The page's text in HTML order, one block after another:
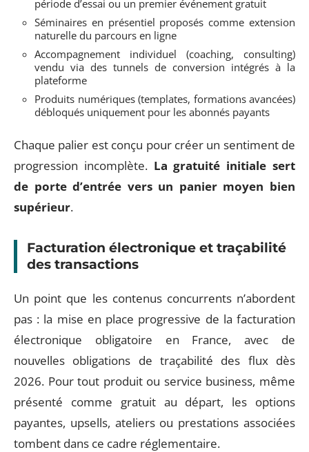
période d’essai ou un premier événement gratuit
Séminaires en présentiel proposés comme extension
naturelle du parcours en ligne
Accompagnement individuel (coaching, consulting)
vendu via des tunnels de conversion intégrés à la
plateforme
Produits numériques (templates, formations avancées)
débloqués uniquement pour les abonnés payants
Chaque palier est conçu pour créer un sentiment de
progression incomplète. La gratuité initiale sert
de porte d’entrée vers un panier moyen bien
supérieur.
Facturation électronique et traçabilité
des transactions
Un point que les contenus concurrents n’abordent
pas : la mise en place progressive de la facturation
électronique obligatoire en France, avec de
nouvelles obligations de traçabilité des flux dès
2026. Pour tout produit ou service business, même
présenté comme gratuit au départ, les options
payantes, upsells, ateliers ou prestations associées
tombent dans ce cadre réglementaire.